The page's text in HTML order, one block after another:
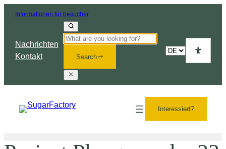
Informationen für besucher
Nachrichten
Kontakt
Search
Choose
Interessiert?